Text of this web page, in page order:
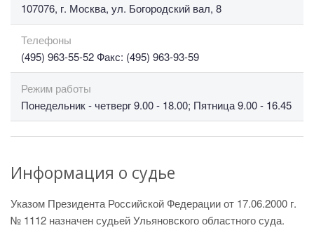
107076, г. Москва, ул. Богородский вал, 8
Телефоны
(495) 963-55-52 Факс: (495) 963-93-59
Режим работы
Понедельник - четверг 9.00 - 18.00; Пятница 9.00 - 16.45
Информация о судье
Указом Президента Российской Федерации от 17.06.2000 г.
№ 1112 назначен судьей Ульяновского областного суда.